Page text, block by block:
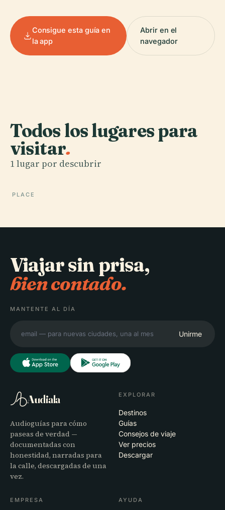
Consigue esta guía en
la app
Abrir en el
navegador
Todos los lugares para
visitar.
1 lugar por descubrir
PLACE
Viajar sin prisa,
bien contado.
MANTENTE AL DÍA
Unirme
Audiala
Audioguías para cómo
paseas de verdad —
documentadas con
honestidad, narradas para
la calle, descargadas de una
vez.
EXPLORAR
Destinos
Guías
Consejos de viaje
Ver precios
Descargar
EMPRESA AYUDA